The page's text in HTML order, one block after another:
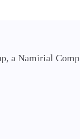
a Namirial